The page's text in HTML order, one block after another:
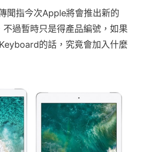
聞指今次Apple將會推出新的
過暫時只是得產品編號，如果
的話，究竟會加入什麼